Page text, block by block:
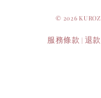
© 2026
服務條款 退